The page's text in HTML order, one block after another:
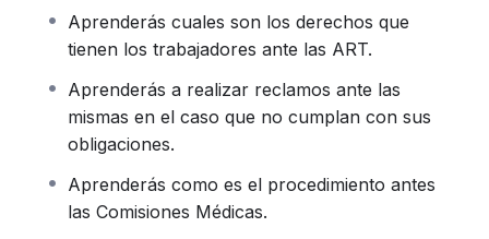
Estos conocimientos te permitirán brindarle al
trabajador, que sufrió un accidente de trabajo o
padece una enfermedad profesional, un
asesoramiento completo en las diferentes
etapas del proceso para que pueda ejercer
Aprenderás cuales son los derechos que
tienen los trabajadores ante las ART.
Aprenderás a realizar reclamos ante las
mismas en el caso que no cumplan con sus
obligaciones.
Aprenderás como es el procedimiento antes
las Comisiones Médicas.